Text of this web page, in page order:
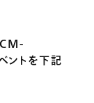
CM-
トを下記